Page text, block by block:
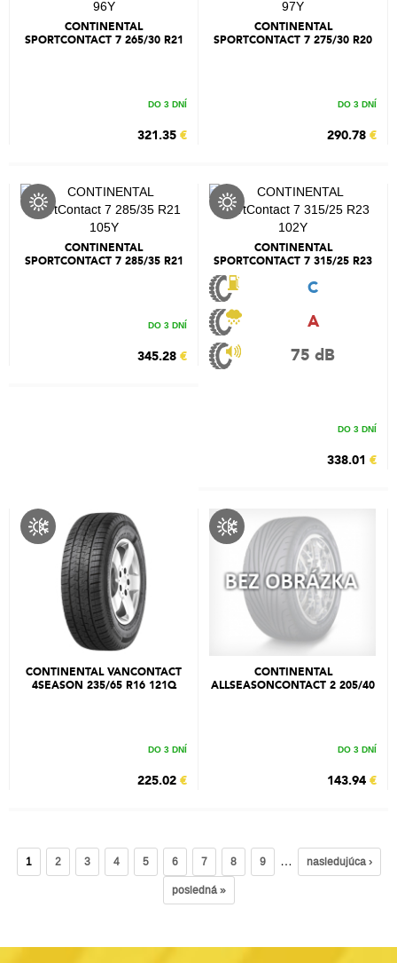
CONTINENTAL
SPORTCONTACT 7 265/30 R21
DO 3 DNÍ
321.35 €
CONTINENTAL
SPORTCONTACT 7 275/30 R20
DO 3 DNÍ
290.78 €
CONTINENTAL
SPORTCONTACT 7 285/35 R21
DO 3 DNÍ
345.28 €
CONTINENTAL
SPORTCONTACT 7 315/25 R23
C
A
75 dB
DO 3 DNÍ
338.01 €
CONTINENTAL VANCONTACT
4SEASON 235/65 R16 121Q
DO 3 DNÍ
225.02 €
CONTINENTAL
ALLSEASONCONTACT 2 205/40
DO 3 DNÍ
143.94 €
1 2 3 4 5 6 7 8 9 …
nasledujúca ›
posledná »